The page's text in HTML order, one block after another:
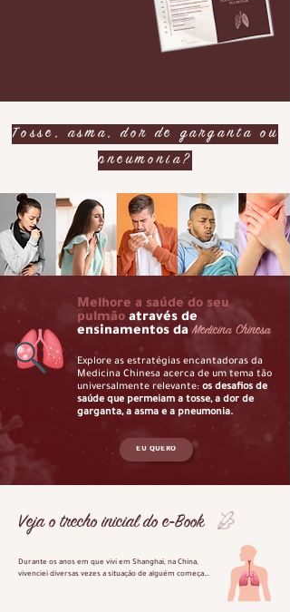
Tosse, asma, dor de garganta ou
pneumonia?
Melhore a saúde do seu
pulmão através de
ensinamentos da Medicina Chinesa
Explore as estratégias encantadoras da
Medicina Chinesa acerca de um tema tão
universalmente relevante: os desafios de
saúde que permeiam a tosse, a dor de
garganta, a asma e a pneumonia.
EU QUERO
Veja o trecho inicial do e-Book
Durante os anos em que vivi em Shanghai, na China,
vivenciei diversas vezes a situação de alguém começar